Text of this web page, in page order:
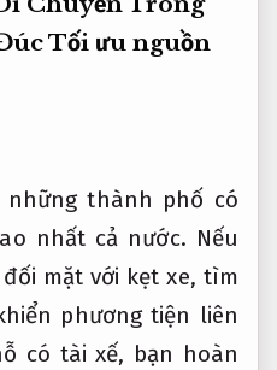
Tối ưu nguồn
những thành phố có
nhất cả nước. Nếu
mặt với kẹt xe, tìm
phương tiện liên
có tài xế, bạn hoàn